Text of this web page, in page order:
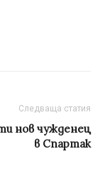
Следваща статия
нов чужденец
в Спартак